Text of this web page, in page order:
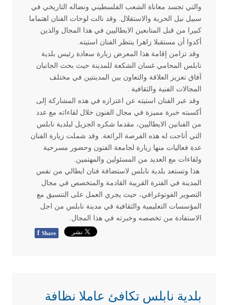
والتي تجسد معاناة الشعب الفلسطيني ونضاله التاريخي في
سبيل نيل الحرية والاستقلال. وقد نالت لوحات الفنان اهتماما
كبيرا من قبل المتابعين الايطاليين في هذا المجال والذين
أكدوا أن مستقبلا زاهرا ينتظر الفنان استيته.
وقد تزامن إقامة هذا المعرض زيارة سعادة رئيس بلدية
نابلس المحامي غسان الشكعة للمدينة حيث بحث الجانبان
آفاق تعزيز العلاقة والتعاون بين المدينتين في مختلف
المجالات الفنية والثقافية .
وقد عبر الفنان استيته عن اعتزازه في هذه المشاركة إلى
أكسبته خبرة مميزة في مجال الفنون خلال لقاءاته مع عدد
من الفنانين الايطاليين، مقدما شكره الجزيل لبلدية نابلس
التي أتاحت له هذه الفرصة الرائعة. وقد شملت زيارة الفنان
عدة فعاليات منها زيارة لجامعة الفنون وحضور مسرحية
ولقاءات مع العديد من المسئولين والمهتمين.
هذا وتستعد بلدية نابلس لاستضافة فنان ايطالي من نفس
المدينة في الفترة القريبة القادمة والمتخصص في مجال
التصوير الفوتوغرافي، حيث يجري العمل على التنسيق مع
المؤسسات التعليمية والثقافية في مدينة نابلس من اجل
الاستفادة من تخصصه وخبرته في هذا المجال.
f Share
بلدية نابلس تكافئ عاملا نظافة